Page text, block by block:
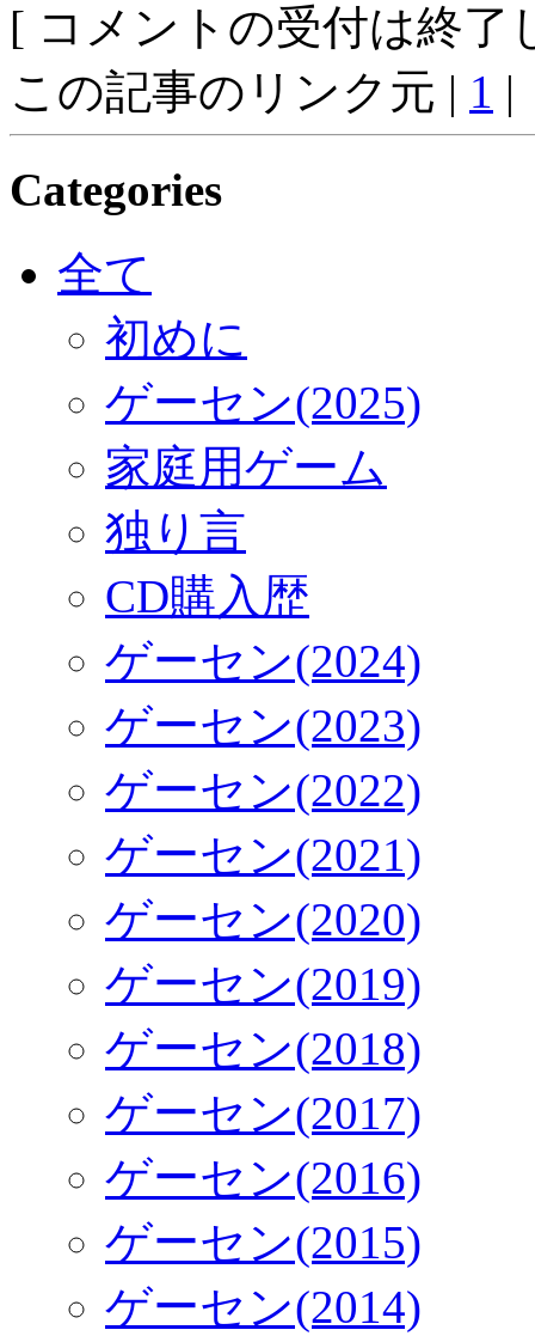
[ コメントの受付は終了
この記事のリンク元 | 1 |
Categories
全て
初めに
ゲーセン(2025)
家庭用ゲーム
独り言
CD購入歴
ゲーセン(2024)
ゲーセン(2023)
ゲーセン(2022)
ゲーセン(2021)
ゲーセン(2020)
ゲーセン(2019)
ゲーセン(2018)
ゲーセン(2017)
ゲーセン(2016)
ゲーセン(2015)
ゲーセン(2014)